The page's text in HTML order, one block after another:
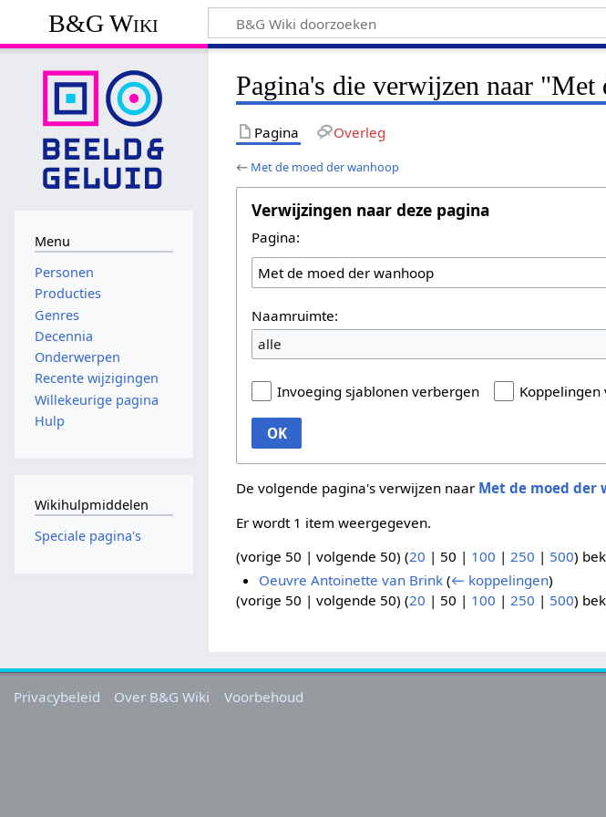
B&G Wiki
Pagina's die verwijzen naar "Met
Pagina Overleg
← Met de moed der wanhoop
Verwijzingen naar deze pagina
Pagina:
Naamruimte:
alle
Invoeging sjablonen verbergen
OK
De volgende pagina's verwijzen naar Met de moed der
Er wordt 1 item weergegeven.
(vorige 50 |volgende 50) (20 | 50 | 100 | 250 | 500)
Oeuvre Antoinette van Brink (← koppelingen)
(vorige 50 |volgende 50) (20 | 50 | 100 |250 | 500)
Menu
Personen
Producties
Genres
Decennia
Onderwerpen
Recente wijzigingen
Willekeurige pagina
Hulp
Wikihulpmiddelen
Speciale pagina's
Privacybeleid Over B&G Wiki Voorbehoud